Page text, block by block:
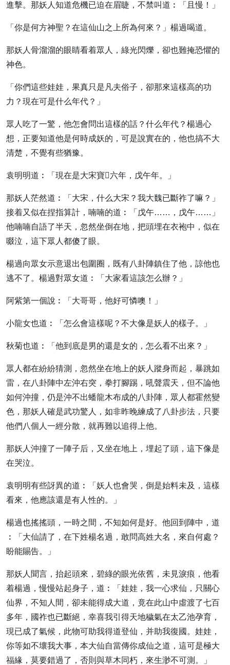
進擊。那妖人知道危機已迫在眉睫，不禁叫道︰「且慢！」
「你是何方神聖？在這仙山之上所為何來？」楊過喝道。
那妖人骨溜溜的眼睛看着眾人，綠光閃爍，卻也難掩恐懼的
神色。
「你們這些娃娃，果真只是凡夫俗子，卻那來這樣高的功
力？現在可是什么年代？」
眾人吃了一驚，他怎會問出這樣的話？什么年代？楊過心
想，正要知道他是何時成妖的，可是說實在的，他也搞不大
清楚，不覺有些猶豫。
袁明明道︰「現在是大宋寶六年，戊午年。」
那妖人茫然道︰「大宋，什么大宋？我大魏已斷祚了嘛？」
接着又似在捏指算計，喃喃的道︰「戊午……，戊午……」
他喃喃自語了半天，忽然坐倒在地，把頭埋在衣袍中，似在
啜泣，這下眾人都傻了眼。
楊過向眾女示意退出包圍圈，既有八卦陣鎮住了他，諒他也
逃不了。楊過對眾女道︰「大家看這該怎么辦？」
阿紫第一個說︰「大哥哥，他好可憐噢！」
小龍女也道︰「怎么會這樣呢？不大像是妖人的樣子。」
秋菊也道︰「他到底是男的還是女的，怎么看不出來？」
眾人都在紛紛猜測，忽然坐在地上的妖人蹤身而起，暴跳如
雷，在八卦陣中左沖右突，拳打腳踢，吼聲震天，但不論他
如何沖撞，仍是沖不出蟠龍木布成的八卦陣，眾人都霍然變
色，那妖人確是武功驚人，如非昨晚練成了八卦步法，只要
他們八個人一經分散，就再難以追得上他。
那妖人沖撞了一陣子后，又坐在地上，埋起了頭，這下像是
在哭泣。
袁明明有些訝異的道︰「妖人也會哭，倒是始料未及，這樣
看來，他應該還是有人性的。」
楊過也搖搖頭，一時之間，不知如何是好。他回到陣中，道
︰「大仙請了，在下姓楊名過，敢問高姓大名，來自何處？
盼能賜告。」
那妖人聞言，抬起頭來，碧綠的眼光依舊，未見淚痕，他看
着楊過，慢慢站起身子，道︰「娃娃，我一心求仙，只關心
仙界，不知人間，卻未能得成大道，竟在此山中虛渡了七百
多年，國祚也已斷絕，幸喜我引得天地穢氣在太乙池孕育，
現已成了氣候，此物可助我得道登仙，并助我復國。娃娃，
你等如不壞我大事，本大仙自當傳你成仙之道，這可是極大
福緣，莫要錯過了，否則與草木同朽，來生渺不可測。」